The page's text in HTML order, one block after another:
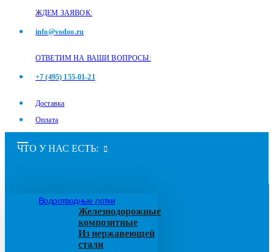
ЖДЕМ ЗАЯВОК:
info@vodoo.ru
ОТВЕТИМ НА ВАШИ ВОПРОСЫ:
+7 (495) 155-01-21
Доставка
Оплата
ЧТО У НАС ЕСТЬ:
Водоотводные лотки
Железнодорожные
композитные
Из нержавеющей
стали